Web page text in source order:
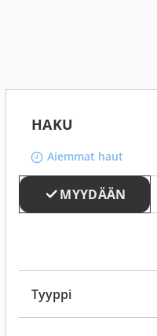
HAKU
Aiemmat haut
MYYDÄÄN
Tyyppi